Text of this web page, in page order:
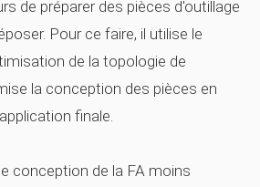
de préparer des pièces d'outillage
Pour ce faire, il utilise le
de la topologie de
la conception des pièces en
finale.
conception de la FA moins